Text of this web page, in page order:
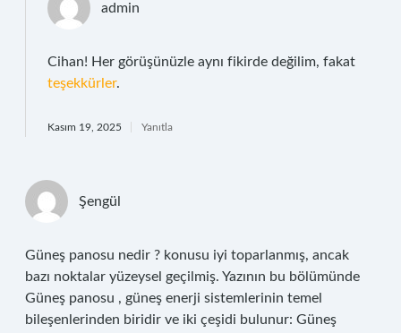
admin
Cihan! Her görüşünüzle aynı fikirde değilim, fakat
teşekkürler.
Kasım 19, 2025 Yanıtla
Şengül
Güneş panosu nedir ? konusu iyi toparlanmış, ancak
bazı noktalar yüzeysel geçilmiş. Yazının bu bölümünde
Güneş panosu , güneş enerji sistemlerinin temel
bileşenlerinden biridir ve iki çeşidi bulunur: Güneş